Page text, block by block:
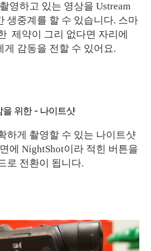
영하고 있는 영상을 Ustream
생중계를 할 수 있습니다. 스마
제약이 그리 없다면 자리에
감동을 전할 수 있어요.
을 위한 - 나이트샷
하게 촬영할 수 있는 나이트샷
에 NightShot이라 적힌 버튼을
로 전환이 됩니다.